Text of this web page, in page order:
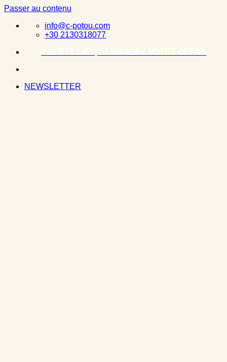
Passer au contenu
info@c-potou.com
+30 2130318077
NEWSLETTER